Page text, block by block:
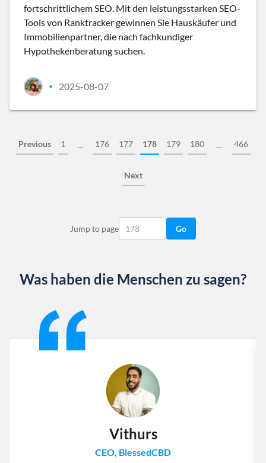
fortschrittlichem SEO. Mit den leistungsstarken SEO-
Tools von Ranktracker gewinnen Sie Hauskäufer und
Immobilienpartner, die nach fachkundiger
Hypothekenberatung suchen.
• 2025-08-07
Previous 1 … 176 177 178 179 180 … 466
Next
Jump to page Go
Was haben die Menschen zu sagen?
Vithurs
CEO, BlessedCBD